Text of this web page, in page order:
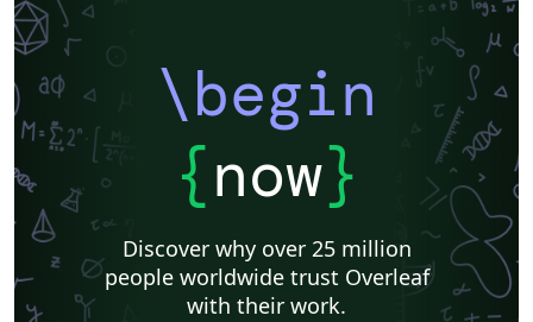
\begin
{now}
Discover why over 25 million
people worldwide trust Overleaf
with their work.